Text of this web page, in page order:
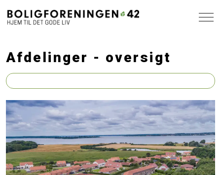
Afdelinger - oversigt